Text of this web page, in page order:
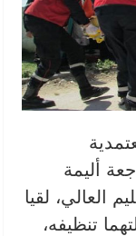
أليمة
العالي، لقيا
تنظيفه،